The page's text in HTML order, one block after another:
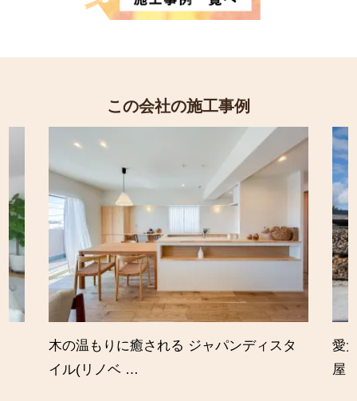
この会社の施工事例
木の温もりに癒される ジャパンディスタ
イル(リノベ …
愛
屋